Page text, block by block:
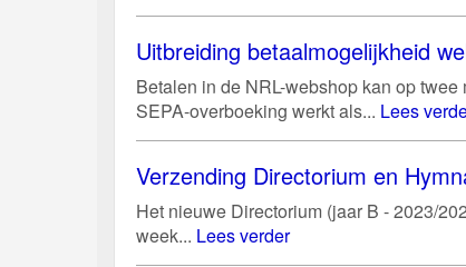
Uitbreiding betaalmogelijkheid
Betalen in de NRL-webshop kan op
SEPA-overboeking werkt als... Lees
Verzending Directorium en
Het nieuwe Directorium (jaar B - 2023/
week... Lees verder